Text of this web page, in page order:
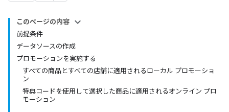
このページの内容
前提条件
データソースの作成
プロモーションを実施する
すべての商品とすべての店舗に適用されるローカル プロモーショ
ン
特典コードを使用して選択した商品に適用されるオンライン プロ
モーション